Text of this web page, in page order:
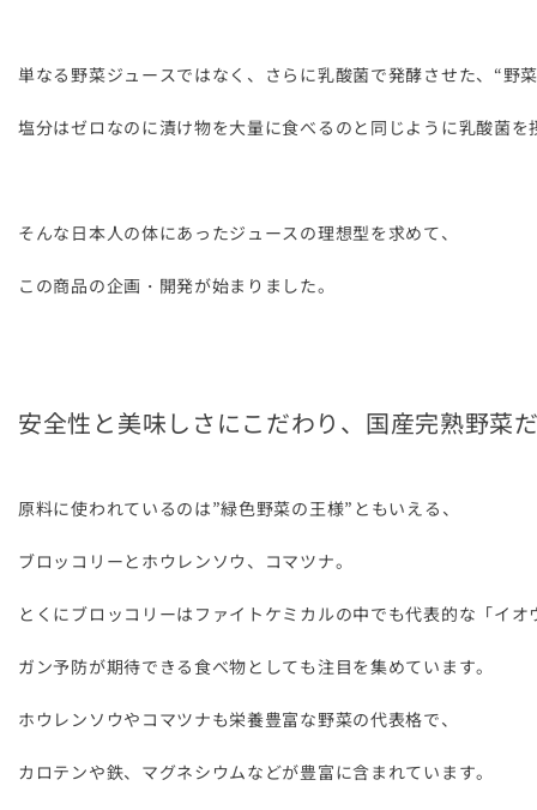
単なる野菜ジュースではなく、さらに乳酸菌で発酵させた、“野
塩分はゼロなのに漬け物を大量に食べるのと同じように乳酸菌を
そんな日本人の体にあったジュースの理想型を求めて、
この商品の企画・開発が始まりました。
安全性と美味しさにこだわり、国産完熟野菜
原料に使われているのは”緑色野菜の王様”ともいえる、
ブロッコリーとホウレンソウ、コマツナ。
とくにブロッコリーはファイトケミカルの中でも代表的な「イ
ガン予防が期待できる食べ物としても注目を集めています。
ホウレンソウやコマツナも栄養豊富な野菜の代表格で、
カロテンや鉄、マグネシウムなどが豊富に含まれています。